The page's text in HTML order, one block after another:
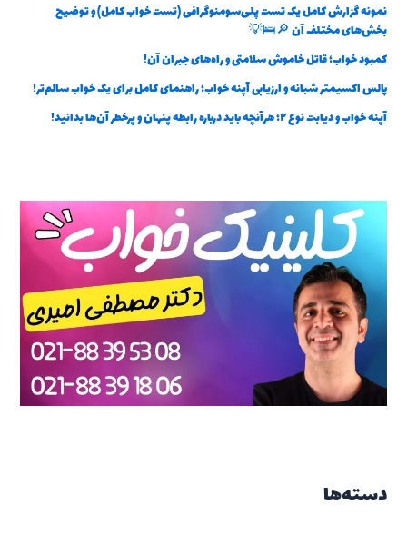
نمونه گزارش کامل یک تست پلی‌سومنوگرافی (تست خواب کامل) و توضیح
بخش‌های مختلف آن 🔎🛌💡
کمبود خواب؛ قاتل خاموش سلامتی و راه‌های جبران آن!
پالس اکسیمتر شبانه و ارزیابی آپنه خواب؛ راهنمای کامل برای یک خواب سالم‌تر!
آپنه خواب و دیابت نوع ۲؛ هرآنچه باید درباره رابطه پنهان و پرخطر آن‌ها بدانید!
دسته‌ها